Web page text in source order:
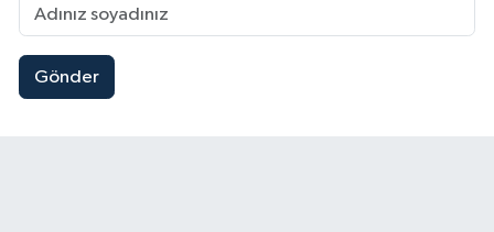
Gönder